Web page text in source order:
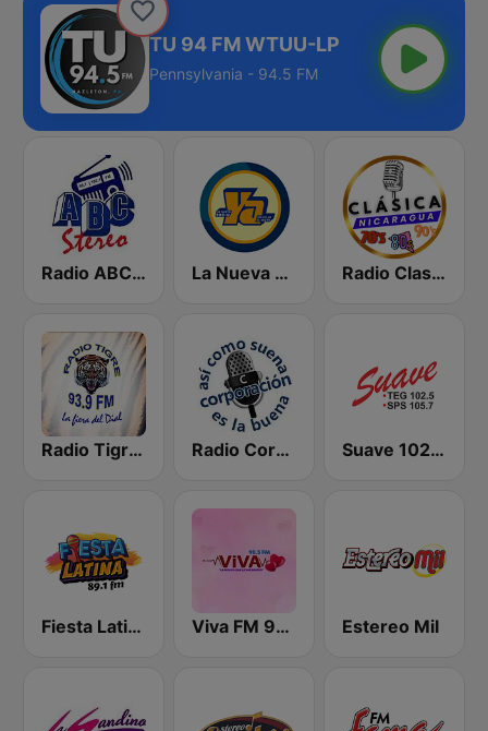
TU 94 FM WTUU-LP
Pennsylvania - 94.5 FM
Radio ABC Stereo La Nueva Radio Ya 600 Radio Clasico Nicaragua
Radio Tigre 93.9 FM Radio Corporación (YNOW) Suave 102.5 FM
Fiesta Latina 89.1 FM Viva FM 98.3 FM Estereo Mil